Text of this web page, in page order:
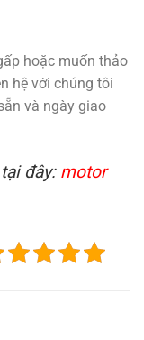
hoặc muốn thảo
hệ với chúng tôi
và ngày giao
đây: motor